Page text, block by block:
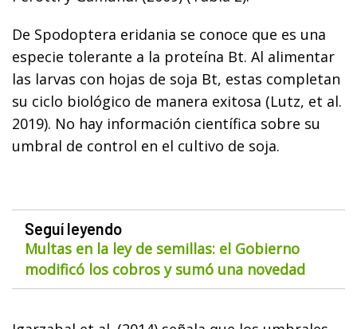
De Spodoptera eridania se conoce que es una
especie tolerante a la proteína Bt. Al alimentar
las larvas con hojas de soja Bt, estas completan
su ciclo biológico de manera exitosa (Lutz, et al.
2019). No hay información científica sobre su
umbral de control en el cultivo de soja.
Seguí leyendo
Multas en la ley de semillas: el Gobierno
modificó los cobros y sumó una novedad